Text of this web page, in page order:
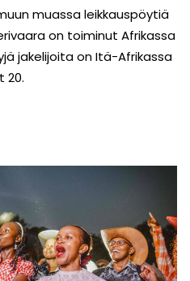
muassa leikkauspöytiä
on toiminut Afrikassa
jakelijoita on Itä-Afrikassa
20.